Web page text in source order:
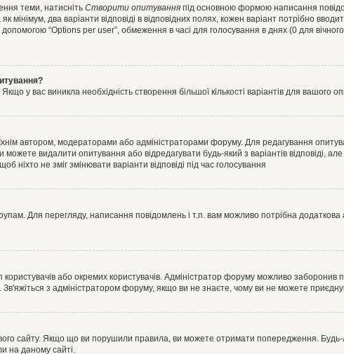
теми, натисніть Створити опитування під основною формою написання
два варіанти відповіді в відповідних полях, кожен варіант потрібно
допомогою “Options per user”, обмеження в часі для голосування в днях (0 для
у вас виникла необхідність створення більшої кількості варіантів для
автором, модераторами або адміністраторами форуму. Для редагування
видалити опитування або відредагувати будь-який з варіантів відповіді,
не зміг змінювати варіанти відповіді під час голосування
Для перегляду, написання повідомлень і т.п. вам можливо потрібна
або окремих користувачів. Адміністратор форуму можливо
з адміністратором форуму, якщо ви не знаєте, чому ви не можете
сайту. Якщо що ви порушили правила, ви можете отримати попередження.
на даному сайті.